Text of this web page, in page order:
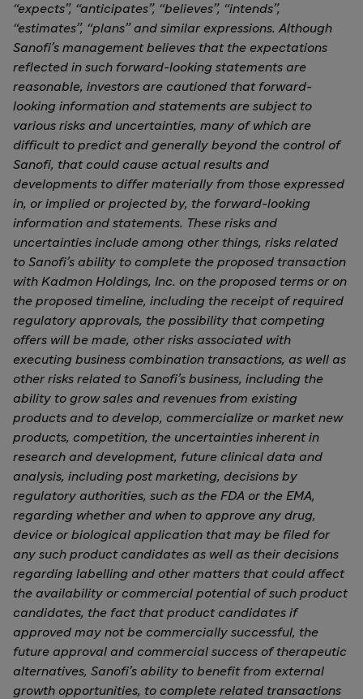
“expects”, “anticipates”, “believes”, “intends”,
“estimates”, “plans” and similar expressions. Although
Sanofi’s management believes that the expectations
reflected in such forward-looking statements are
reasonable, investors are cautioned that forward-
looking information and statements are subject to
various risks and uncertainties, many of which are
difficult to predict and generally beyond the control of
Sanofi, that could cause actual results and
developments to differ materially from those expressed
in, or implied or projected by, the forward-looking
information and statements. These risks and
uncertainties include among other things, risks related
to Sanofi’s ability to complete the proposed transaction
with Kadmon Holdings, Inc. on the proposed terms or on
the proposed timeline, including the receipt of required
regulatory approvals, the possibility that competing
offers will be made, other risks associated with
executing business combination transactions, as well as
other risks related to Sanofi’s business, including the
ability to grow sales and revenues from existing
products and to develop, commercialize or market new
products, competition, the uncertainties inherent in
research and development, future clinical data and
analysis, including post marketing, decisions by
regulatory authorities, such as the FDA or the EMA,
regarding whether and when to approve any drug,
device or biological application that may be filed for
any such product candidates as well as their decisions
regarding labelling and other matters that could affect
the availability or commercial potential of such product
candidates, the fact that product candidates if
approved may not be commercially successful, the
future approval and commercial success of therapeutic
alternatives, Sanofi’s ability to benefit from external
growth opportunities, to complete related transactions